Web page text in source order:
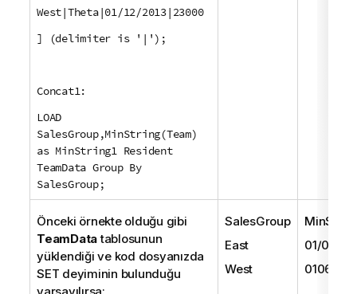
West|Theta|01/12/2013|23000
] (delimiter is '|');
Concat1:
LOAD
SalesGroup,MinString(Team)
as MinString1 Resident
TeamData Group By
SalesGroup;
Önceki örnekte olduğu gibi
TeamDatatablosunun
yüklendiği ve kod dosyanızda
SET deyiminin bulunduğu
SalesGroup
East
West
01/05/
01062/